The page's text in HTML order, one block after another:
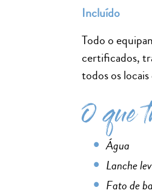
Incluído
Todo o
certificados,
todos os
O que
Água
Lanche
Fato de